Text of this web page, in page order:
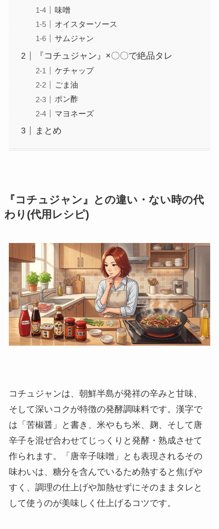
味噌
オイスターソース
サムジャン
『コチュジャン』×〇〇で絶品タレ
ケチャップ
ごま油
ポン酢
マヨネーズ
まとめ
『コチュジャン』
との違い・ない時の代
わり(代用レシピ)
コチュジャンは、朝鮮半島が発祥の辛みと甘味、
そして深いコクが特徴の発酵調味料です。漢字で
は「苦椒醤」と書き、米やもち米、麹、そして唐
辛子を混ぜ合わせてじっくりと発酵・熟成させて
作られます。「唐辛子味噌」とも表現されるその
味わいは、糖分を含んでいるため熱すると焦げや
すく、調理の仕上げや加熱せずにそのままタレと
して使うのが美味しく仕上げるコツです。